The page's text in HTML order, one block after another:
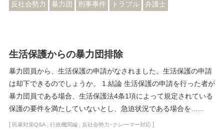
反社会勢力 暴力団 刑事事件 トラブル 弁護士
生活保護からの暴力団排除
暴力団員から、生活保護の申請がなされました。生活保護の申請
は却下できるのでしょうか。 1.結論 生活保護の申請を行った者が
暴力団員である場合、生活保護法4条1項によって規定されている
保護の要件を満たしていないとし、急迫状況である場合を…...
[ 民暴対策Q&A, 行政機関編, 反社会勢力･クレーマー対応]